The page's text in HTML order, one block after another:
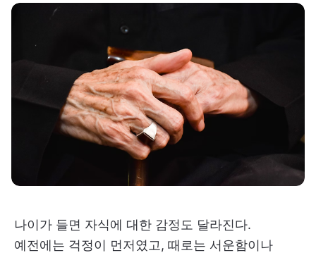
나이가 들면 자식에 대한 감정도 달라진다.
예전에는 걱정이 먼저였고, 때로는 서운함이나